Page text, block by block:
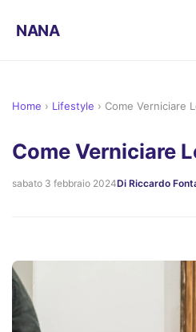
NANA
Home › Lifestyle › Come Verniciare
Come Verniciare
sabato 3 febbraio 2024Di Riccardo